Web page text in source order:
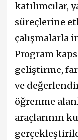
katılımcılar,
süreçlerine
çalışmalarla
Program
geliştirme,
ve
öğrenme
araçlarının